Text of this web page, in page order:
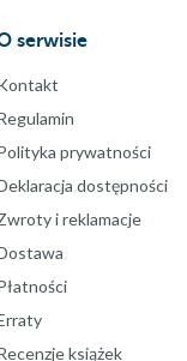
serwisie
prywatności
dostępności
i reklamacje
książek